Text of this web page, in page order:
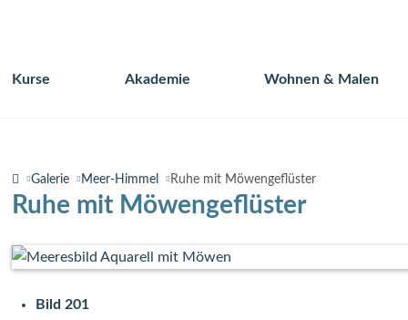
Navigation
Kurse Akademie Wohnen & Malen
Galerie Meer-Himmel Ruhe mit Möwengeflüster
Ruhe mit Möwengeflüster
Bild 201